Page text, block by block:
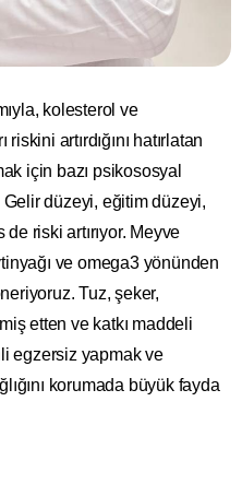
kolesterol ve
artırdığını hatırlatan
için bazı psikososyal
düzeyi, eğitim düzeyi,
riski artırıyor. Meyve
ve omega3 yönünden
Tuz, şeker,
etten ve katkı maddeli
egzersiz yapmak ve
korumada büyük fayda